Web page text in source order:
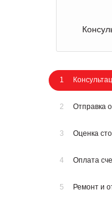
1
2 Отправка
3 Оценка
4 Оплата
5 Ремонт и